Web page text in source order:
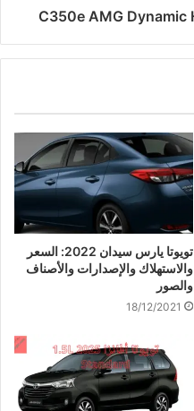
تويوتا يارس سيدان 2022: السعر
والاستهلاك والإصدارات والأصناف
والصور
18/12/2021